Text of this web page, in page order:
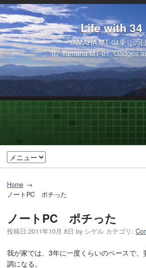
Life with 34
YAMAHA MT-01乗りの
'07 Yamaha MT-01, Gadges
Home
ノートPC ポチった
ノートPC ポチった
投稿日:2011年10月 8日 by シゲル カテゴリ:
我が家では、3年に一度くらいのペースで、
調になる。